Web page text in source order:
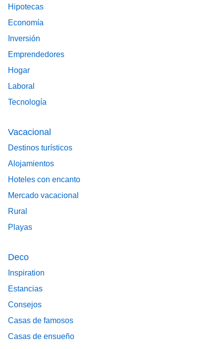
Hipotecas
Economía
Inversión
Emprendedores
Hogar
Laboral
Tecnología
Vacacional
Destinos turísticos
Alojamientos
Hoteles con encanto
Mercado vacacional
Rural
Playas
Deco
Inspiration
Estancias
Consejos
Casas de famosos
Casas de ensueño